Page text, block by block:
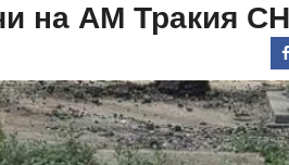
на АМ Тракия